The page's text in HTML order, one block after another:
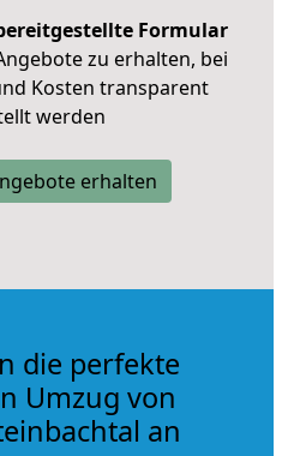
Formular
zu erhalten, bei
Kosten transparent
werden
erhalten
die perfekte
Umzug von
an